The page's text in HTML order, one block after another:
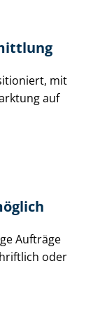
mit
auf
Aufträge
oder